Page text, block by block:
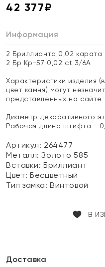
42 377₽
Информация
2 Бриллианта 0,02 карата
2 Бр Кр-57 0,02 ct 3/6А
Характеристики изделия
цвет камня) могут
представленных на сайте
Диаметр декоративного
Рабочая длина штифта -
Артикул: 264477
Металл:Золото 585
Вставки:Бриллиант
Цвет:Бесцветный
Тип замка:Винтовой
В
Доставка